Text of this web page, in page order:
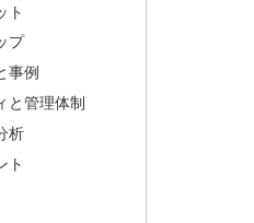
ト
プ
事例
と管理体制
析
ト